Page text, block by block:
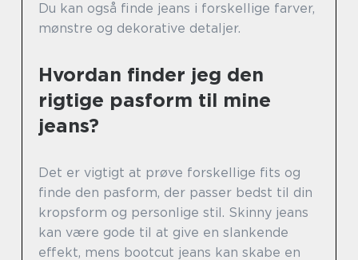
Du kan også finde jeans i forskellige farver,
mønstre og dekorative detaljer.
Hvordan finder jeg den
rigtige pasform til mine
jeans?
Det er vigtigt at prøve forskellige fits og
finde den pasform, der passer bedst til din
kropsform og personlige stil. Skinny jeans
kan være gode til at give en slankende
effekt, mens bootcut jeans kan skabe en